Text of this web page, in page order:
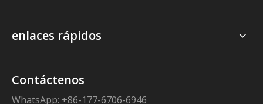
enlaces rápidos
Contáctenos
WhatsApp: +86-177-6706-6946